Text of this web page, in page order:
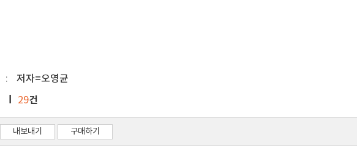
저자=오영균
29건
내보내기 구매하기